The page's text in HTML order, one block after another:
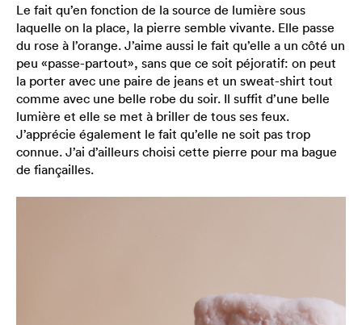
Le fait qu’en fonction de la source de lumière sous
laquelle on la place, la pierre semble vivante. Elle passe
du rose à l’orange. J’aime aussi le fait qu’elle a un côté un
peu «passe-partout», sans que ce soit péjoratif: on peut
la porter avec une paire de jeans et un sweat-shirt tout
comme avec une belle robe du soir. Il suffit d’une belle
lumière et elle se met à briller de tous ses feux.
J’apprécie également le fait qu’elle ne soit pas trop
connue. J’ai d’ailleurs choisi cette pierre pour ma bague
de fiançailles.